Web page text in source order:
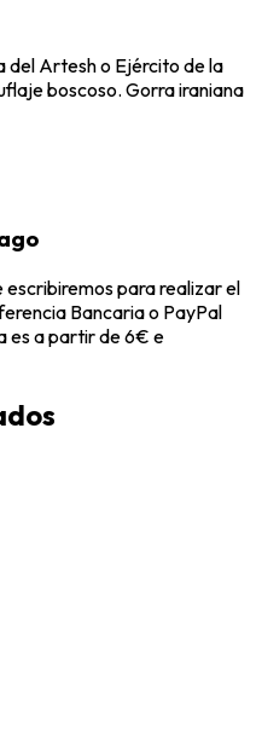
del Artesh o Ejército de la
boscoso. Gorra iraniana
para realizar el
Bancaria o PayPal
es a partir de 6€ e